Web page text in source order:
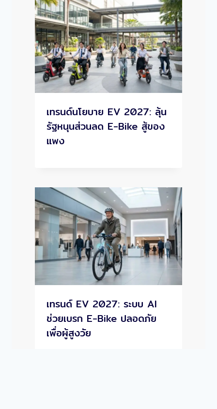
เทรนด์นโยบาย EV 2027: ลุ้น
รัฐหนุนส่วนลด E-Bike สู้ของ
แพง
เทรนด์ EV 2027: ระบบ AI
ช่วยเบรก E-Bike ปลอดภัย
เพื่อผู้สูงวัย